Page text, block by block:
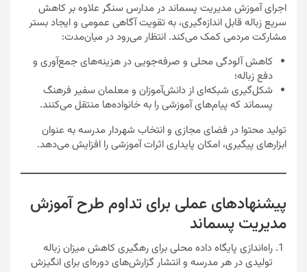
اجرای آموزش مدیریت پسماند در مدارس سنگر علاوه بر کاهش
سریع زباله قابل اندازه‌گیری، به تقویت آگاهی عمومی و ایجاد بستر
مشارکت مردمی کمک می‌کند. انتظار می‌رود در میان‌مدت:
کاهش آلودگی محلی و صرفه‌جویی در هزینه‌های جمع‌آوری و
دفع زباله؛
شکل‌گیری شبکه‌ای از دانش‌آموزان و معلمان سفیر فرهنگ
پسماند که پیام‌های آموزشی را به خانواده‌ها منتقل می‌کنند.
تولید محتوا در فضای مجازی و انتخاب شهردار مدرسه به عنوان
ابزارهای پیگیری، امکان پایداری اثرات آموزشی را افزایش می‌دهد.
پیشنهادهای عملی برای تداوم طرح آموزش
مدیریت پسماند
راه‌اندازی پایگاه داده محلی برای رهگیری کاهش میزان زباله
تولیدی در هر مدرسه و انتشار گزارش‌های دوره‌ای برای انگیزش